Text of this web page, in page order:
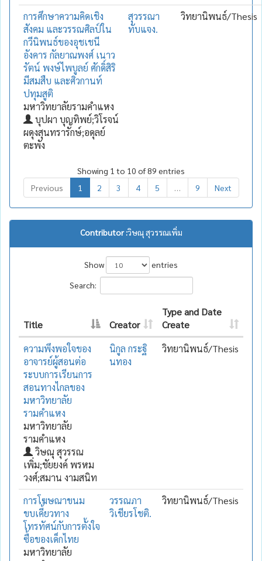
การศึกษาความคิดเชิง
สังคม และวรรณศิลป์ใน
กวีนิพนธ์ของอุชเชนี
อังคาร กัลยาณพงศ์ เนาว
รัตน์ พงษ์ไพบูลย์ ศักดิ์สิริ
มีสมสืบ และศิวกานท์
ปทุมสูติ
มหาวิทยาลัยรามคำแหง
บุปผา บุญทิพย์;วิโรจน์
ผดุงสุนทรารักษ์;อดุลย์
ตะพัง
สุวรรณา
ทับแจง.
วิทยานิพนธ์/Thesis
Showing 1 to 10 of 89 entries
Previous
1 2 3 4 5 9 Next
Contributor :วิษณุ สุวรรณเพิ่ม
Show
entries
Search:
Title Creator
Type and Date
Create
ความพึงพอใจของ
อาจารย์ผู้สอนต่อ
ระบบการเรียนการ
สอนทางไกลของ
มหาวิทยาลัย
รามคำแหง
มหาวิทยาลัย
รามคำแหง
วิษณุ สุวรรณ
เพิ่ม;ชัยยงค์ พรหม
วงศ์;สมาน งามสนิท
นิกูล กระฐิ
นทอง
วิทยานิพนธ์/Thesis
การโฆษณาขนม
ขบเคี้ยวทาง
โทรทัศน์กับการตั้งใจ
ซื้อของเด็กไทย
มหาวิทยาลัย
วรรณภา
วิเชียรโชติ.
วิทยานิพนธ์/Thesis